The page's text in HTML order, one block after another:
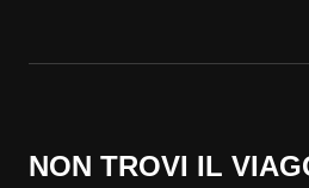
NON TROVI IL